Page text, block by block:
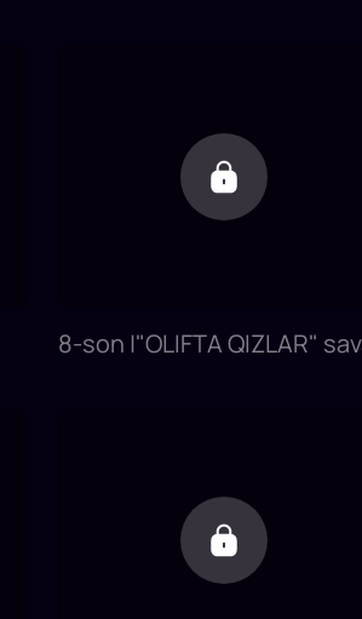
8-son |"OLIFTA QIZLAR"